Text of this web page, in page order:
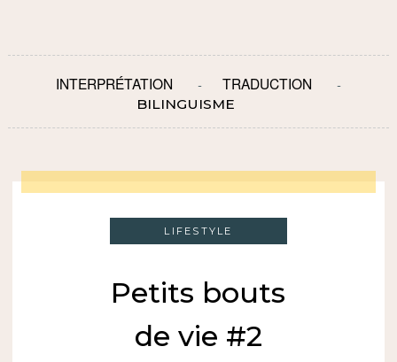
INTERPRÉTATION TRADUCTION
BILINGUISME
LIFESTYLE
Petits bouts
de vie #2